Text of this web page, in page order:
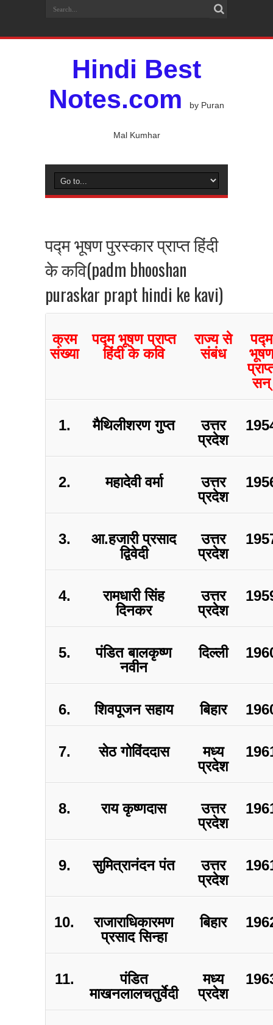
Hindi Best
Notes.com
by Puran
Mal Kumhar
पद्म भूषण पुरस्कार प्राप्त हिंदी
के कवि(padm bhooshan
puraskar prapt hindi ke kavi)
क्रम
संख्या
पद्म भूषण प्राप्त
हिंदी के कवि
राज्य से
संबंध
पद्म
सन्
1. मैथिलीशरण गुप्त
उत्तर
प्रदेश
2. महादेवी वर्मा
उत्तर
प्रदेश
3.
आ.हजारी प्रसाद
द्विवेदी
उत्तर
प्रदेश
4.
रामधारी सिंह
दिनकर
उत्तर
प्रदेश
5.
पंडित बालकृष्ण
नवीन
दिल्ली
6. शिवपूजन सहाय बिहार
7. सेठ गोविंददास
मध्य
प्रदेश
8. राय कृष्णदास
उत्तर
प्रदेश
9. सुमित्रानंदन पंत
उत्तर
प्रदेश
10.
राजाराधिकारमण
प्रसाद सिन्हा
बिहार
11.
पंडित
माखनलालचतुर्वेदी
मध्य
प्रदेश